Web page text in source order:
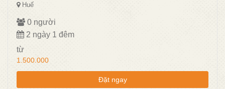
Huế
0 người
2 ngày 1 đêm
từ
1.500.000
Đặt ngay